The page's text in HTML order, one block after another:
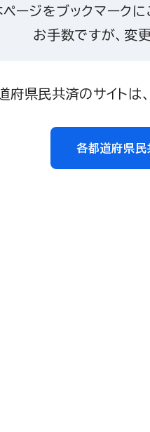
ページをブックマーク
お手数ですが、変
府県民共済のサイトは
各都道府県民